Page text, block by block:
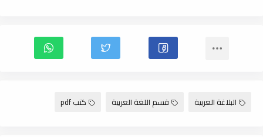
البلاغة العربية قسم اللغة العربية كتب pdf